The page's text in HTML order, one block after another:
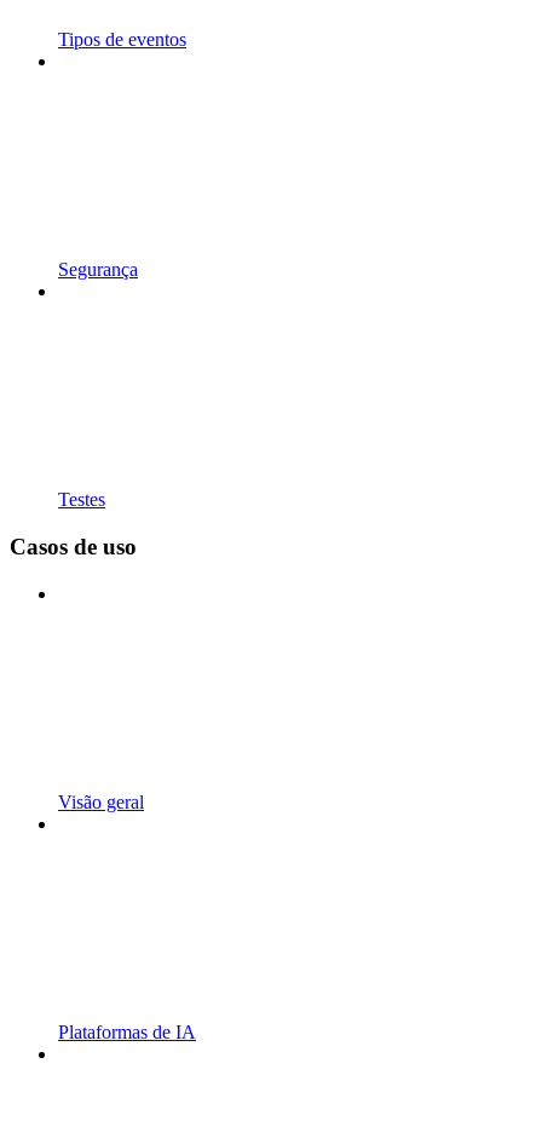
Tipos de eventos
Segurança
Testes
Casos de uso
Visão geral
Plataformas de IA